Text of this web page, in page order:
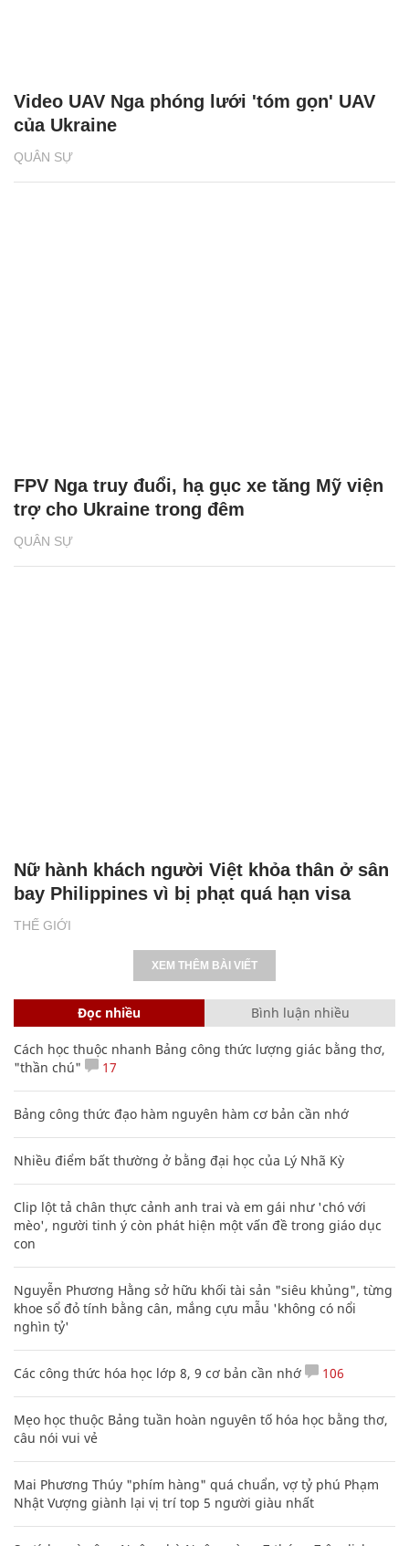
QUÂN SỰ
Video UAV Nga phóng lưới 'tóm gọn' UAV
của Ukraine
QUÂN SỰ
FPV Nga truy đuổi, hạ gục xe tăng Mỹ viện
trợ cho Ukraine trong đêm
THẾ GIỚI
Nữ hành khách người Việt khỏa thân ở sân
bay Philippines vì bị phạt quá hạn visa
XEM THÊM BÀI VIẾT
Đọc nhiều Bình luận nhiều
Cách học thuộc nhanh Bảng công thức lượng giác bằng thơ,
"thần chú"
17
Bảng công thức đạo hàm nguyên hàm cơ bản cần nhớ
Nhiều điểm bất thường ở bằng đại học của Lý Nhã Kỳ
Clip lột tả chân thực cảnh anh trai và em gái như 'chó với
mèo', người tinh ý còn phát hiện một vấn đề trong giáo dục
con
Nguyễn Phương Hằng sở hữu khối tài sản "siêu khủng", từng
khoe sổ đỏ tính bằng cân, mắng cựu mẫu 'không có nổi
nghìn tỷ'
Các công thức hóa học lớp 8, 9 cơ bản cần nhớ 106
Mẹo học thuộc Bảng tuần hoàn nguyên tố hóa học bằng thơ,
câu nói vui vẻ
Mai Phương Thúy "phím hàng" quá chuẩn, vợ tỷ phú Phạm
Nhật Vượng giành lại vị trí top 5 người giàu nhất